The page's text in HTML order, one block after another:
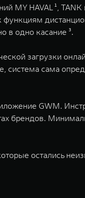
HAVAL ¹, TANK
в одно касание ³.
загрузки
сама
GWM.
брендов.
остались